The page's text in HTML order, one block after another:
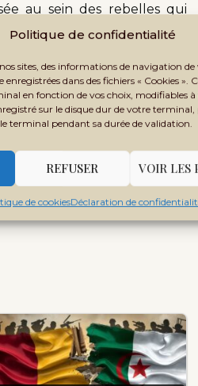
Politique de confidentialité
sites, des informations de navigation
enregistrées dans des fichiers « Cookies ».
en fonction de vos choix, modifiables
sur le disque dur de votre
terminal pendant sa durée de validation.
REFUSER VOIR LES
de cookiesDéclaration de
au sein des rebelles qui
des groupes jihadistes,
maliens pris en otage à
Les otages appellent les
pour résoudre cette crise
l’urgence de solutions